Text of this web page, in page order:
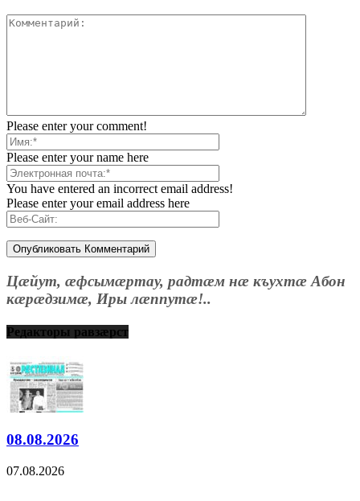
Please enter your comment!
Please enter your name here
You have entered an incorrect email address!
Please enter your email address here
Цæйут, æфсымæртау, радтæм нæ къухтæ Абон
кæрæдзимæ, Иры лæппутæ!..
Редакторы равзæрст
08.08.2026
07.08.2026